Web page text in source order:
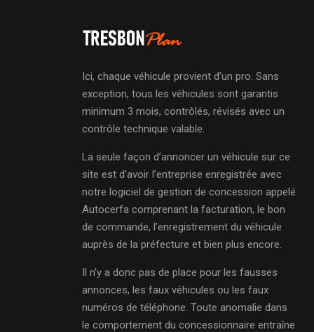
Ici, chaque véhicule provient d’un pro. Sans
exception, tous les véhicules sont garantis
minimum 3 mois, contrôlés, révisés avec un
contrôle technique valable.
La seule façon d’annoncer un véhicule sur ce
site est d’avoir l’entreprise enregistrée avec
notre logiciel de gestion de concession appelé
Autocerfa comprenant la facturation, le bon
de commande, l’enregistrement du véhicule
auprès de la préfecture et bien plus encore.
Il n’y a donc pas de place pour les fausses
annonces, les faux véhicules ou les faux
numéros de téléphone. Toute anomalie dans
le comportement du concessionnaire entraîne